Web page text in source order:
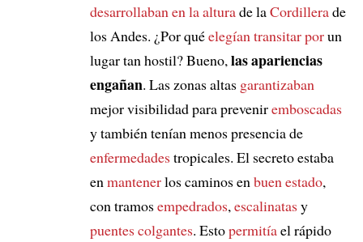
desarrollaban en la alturade laCordillerade
los Andes. ¿Por quéelegían transitar porun
lugar tan hostil? Bueno, las apariencias
engañan. Las zonas altas garantizaban
mejor visibilidad para preveniremboscadas
y también tenían menos presencia de
enfermedadestropicales. El secreto estaba
en mantenerlos caminos en buen estado,
con tramosempedrados, escalinatasy
puentes colgantes. Estopermitíael rápido